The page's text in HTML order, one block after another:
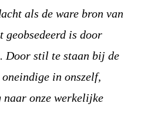
als de ware bron van
geobsedeerd is door
Door stil te staan bij de
in onszelf,
naar onze werkelijke